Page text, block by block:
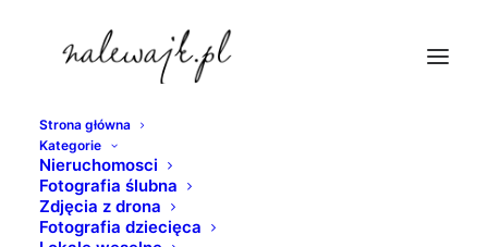
Strona główna
Kategorie
Nieruchomosci
Fotografia ślubna
Zdjęcia z drona
Fotografia dziecięca
zdjecia-bydgoszczy-noca
Strona Główna
Bydgoszcz | Wenecja północy | Fotografie Bydgoszczy w